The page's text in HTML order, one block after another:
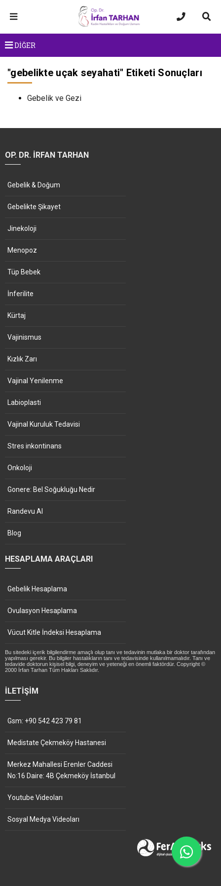
DİĞER
"gebelikte uçak seyahati" Etiketi Sonuçları
Gebelik ve Gezi
OP. DR. İRFAN TARHAN
Gebelik & Doğum
Gebelikte Şikayet
Jinekoloji
Menopoz
Tüp Bebek
İnferilite
Kürtaj
Vajinismus
Kızlık Zarı
Vajinal Yenilenme
Labioplasti
Vajinal Kuruluk Tedavisi
Stres inkontinans
Onkoloji
Gonere: Bel Soğukluğu Nedir
Randevu Al
Blog
HESAPLAMA ARAÇLARI
Gebelik Hesaplama
Ovulasyon Hesaplama
Vücut Kitle İndeksi Hesaplama
Bu sitedeki içerik bilgilendirme amaçlı olup tanı ve tedavinin mutlaka bir doktor tarafından
yapılması gerekir. Bu bilgiler hastalıkların tanı ve tedavisinde kullanılmamalıdır. Tanı ve
tedavide doktorun kişisel bilgi, deneyim ve yeteneği en önemli faktördür. Copyright ©
2000 İrfan Tarhan Tüm Hakları Saklıdır.
İLETIŞIM
Gsm: +90 542 423 79 81
Medistate Çekmeköy Hastanesi
Merkez Mahallesi Erenler Caddesi
No:16 Daire: 4B Çekmeköy İstanbul
Youtube Videoları
Sosyal Medya Videoları